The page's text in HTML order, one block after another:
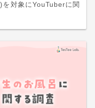
対象にYouTuberに関